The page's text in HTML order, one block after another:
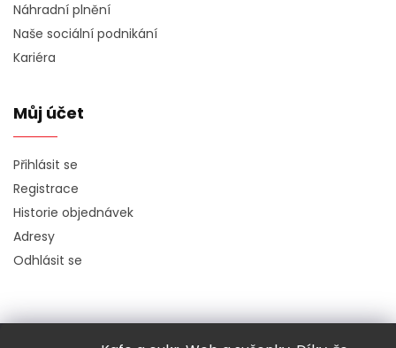
Náhradní plnění
Naše sociální podnikání
Kariéra
Můj účet
Přihlásit se
Registrace
Historie objednávek
Adresy
Odhlásit se